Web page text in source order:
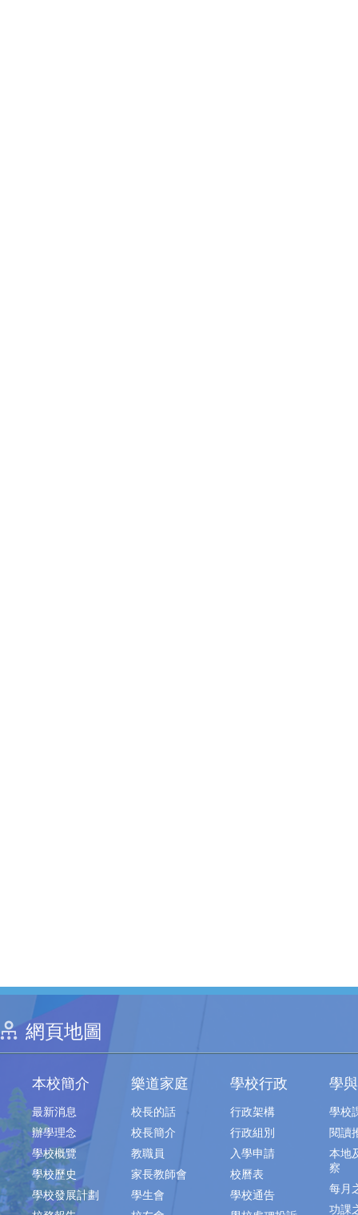
網頁地圖
本校簡介
最新消息
辦學理念
學校概覽
學校歷史
學校發展計劃
樂道家庭
校長的話
校長簡介
教職員
家長教師會
學生會
學校行政
行政架構
行政組別
入學申請
校曆表
學校通告
學
學校
閱讀
本地
察
每月
功課